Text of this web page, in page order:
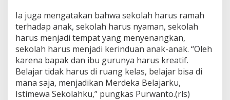
Ia juga mengatakan bahwa sekolah harus ramah
terhadap anak, sekolah harus nyaman, sekolah
harus menjadi tempat yang menyenangkan,
sekolah harus menjadi kerinduan anak-anak. “Oleh
karena bapak dan ibu gurunya harus kreatif.
Belajar tidak harus di ruang kelas, belajar bisa di
mana saja, menjadikan Merdeka Belajarku,
Istimewa Sekolahku,” pungkas Purwanto.(rls)